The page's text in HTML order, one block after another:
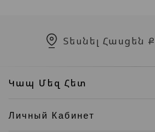
Տեսնել Հասցեն
Կապ Մեզ Հետ
Личный Кабинет